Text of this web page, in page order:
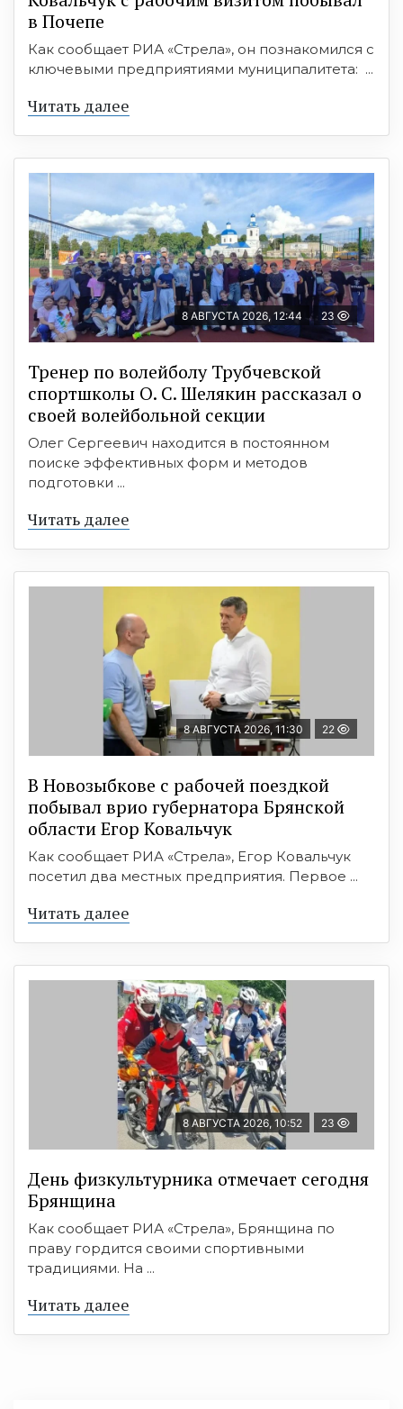
в Почепе
Как сообщает РИА «Стрела», он познакомился с
ключевыми предприятиями муниципалитета: ...
Читать далее
8 АВГУСТА 2026, 12:44 23
Тренер по волейболу Трубчевской
спортшколы О. С. Шелякин рассказал о
своей волейбольной секции
Олег Сергеевич находится в постоянном
поиске эффективных форм и методов
подготовки ...
Читать далее
8 АВГУСТА 2026, 11:30 22
В Новозыбкове с рабочей поездкой
побывал врио губернатора Брянской
области Егор Ковальчук
Как сообщает РИА «Стрела», Егор Ковальчук
посетил два местных предприятия. Первое ...
Читать далее
8 АВГУСТА 2026, 10:52 23
День физкультурника отмечает сегодня
Брянщина
Как сообщает РИА «Стрела», Брянщина по
праву гордится своими спортивными
традициями. На ...
Читать далее